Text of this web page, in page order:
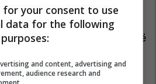
të derivateve, i cili
i kufizuar operatorësh,
konkurrencën dhe të ndikojë
for your consent to use
data for the following
purposes:
and content, advertising and
audience research and